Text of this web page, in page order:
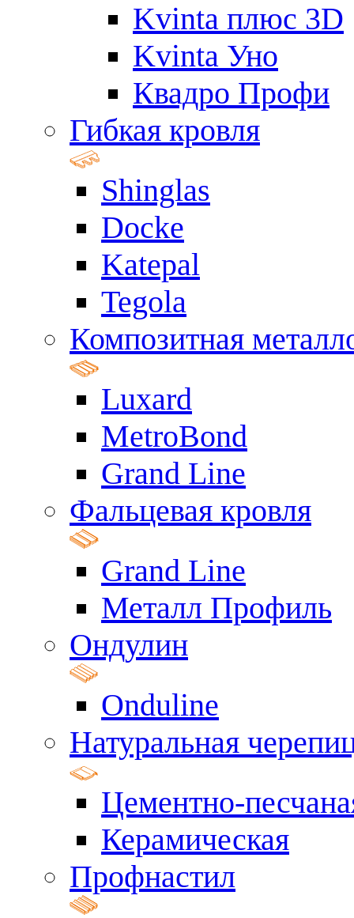
Kvinta плюс 3D
Kvinta Уно
Квадро Профи
Гибкая кровля
Shinglas
Docke
Katepal
Tegola
Композитная
Luxard
MetroBond
Grand Line
Фальцевая кровля
Grand Line
Металл Профиль
Ондулин
Onduline
Натуральная
Цементно-
Керамическая
Профнастил